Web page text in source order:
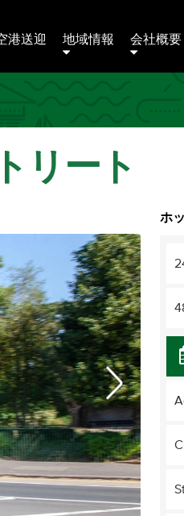
港送迎 地域情報 会社概
リート
ホ